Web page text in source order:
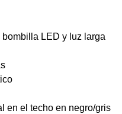
LED y luz larga
en el techo en negro/gris